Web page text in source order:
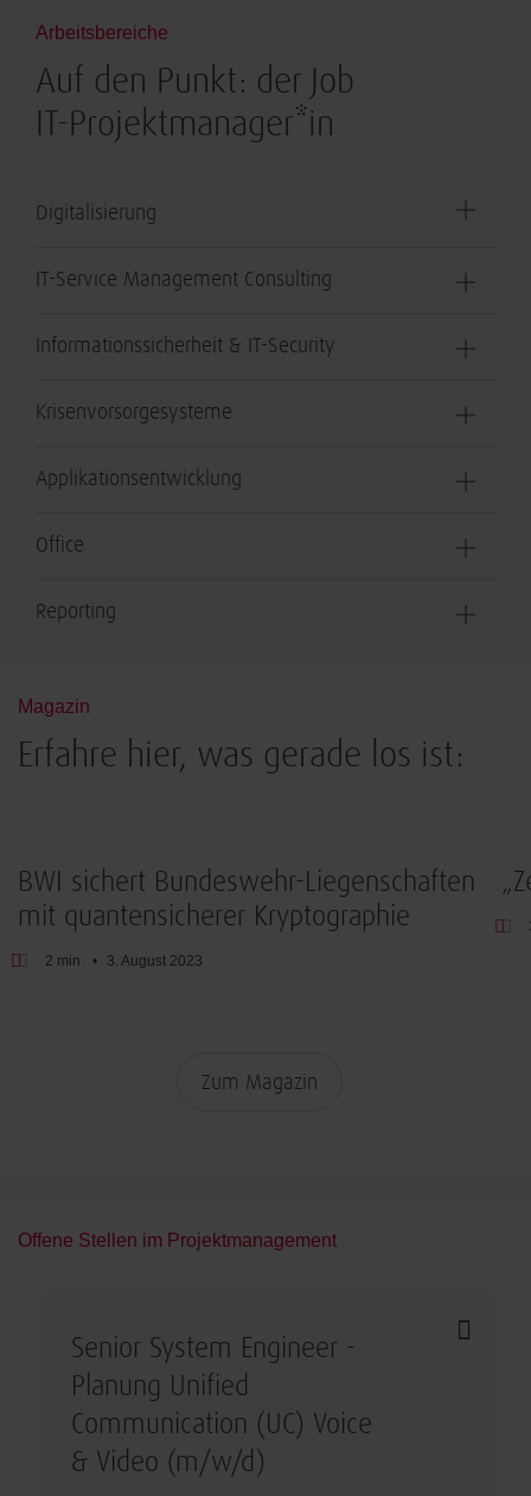
Arbeitsbereiche
Auf den Punkt: der Job
IT-Projektmanager*in
Digitalisierung
IT-Service Management Consulting
Informationssicherheit & IT-Security
Krisenvorsorgesysteme
Applikationsentwicklung
Office
Reporting
Magazin
Erfahre hier, was gerade los ist:
BWI sichert Bundeswehr-Liegenschaften
mit quantensicherer Kryptographie
2 min 3. August 2023
Zum Magazin
Offene Stellen im Projektmanagement
Senior System Engineer -
Planung Unified
Communication (UC) Voice
& Video (m/w/d)